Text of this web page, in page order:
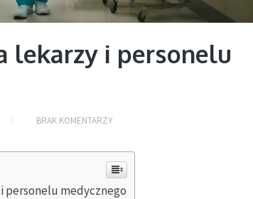
lekarzy i personelu
BRAK KOMENTARZY
personelu medycznego